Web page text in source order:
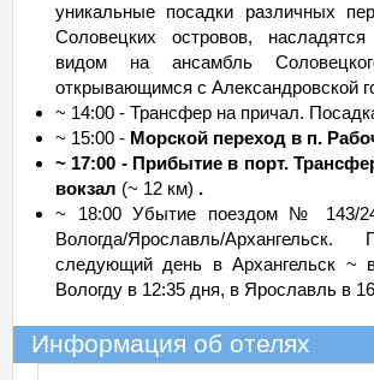
уникальные посадки различных
Соловецких островов,
видом на ансамбль
открывающимся с Александровской
~ 14:00 - Трансфер на причал.
~ 15:00 - Морской переход в п.
~ 17:00 - Прибытие в порт.
вокзал (~ 12 км) .
~ 18:00 Убытие поездом № 143/
Вологда/Ярославль/
следующий день в Архангельск ~
Вологду в 12:35 дня, в Ярославль в
Информация об отелях